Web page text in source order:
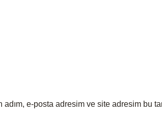
adım, e-posta adresim ve site adresim bu